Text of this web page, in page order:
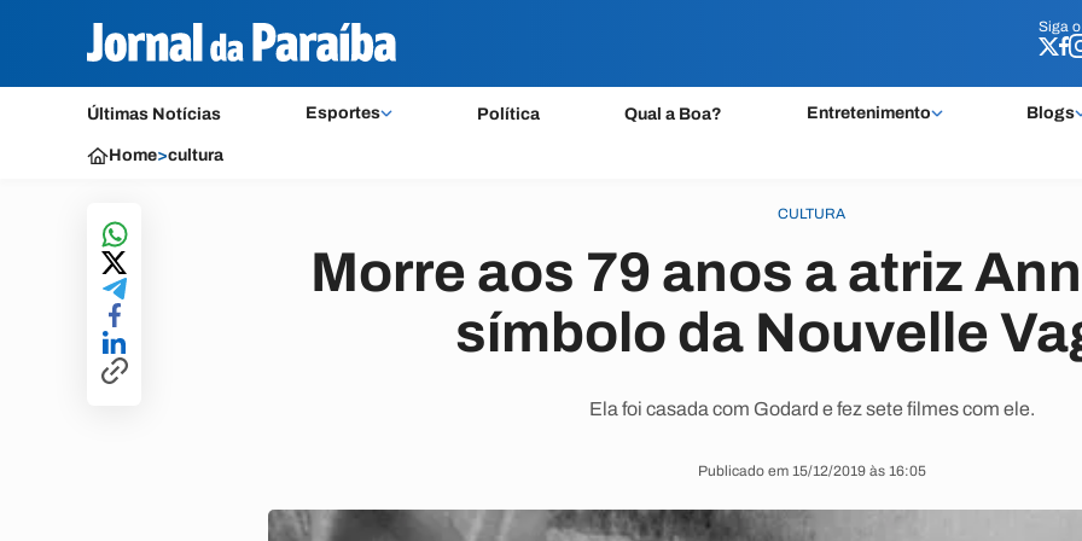
Siga o
Últimas Notícias Esportes Política Qual a Boa? Entretenimento Blogs
Siga o
Home>cultura
CULTURA
Morre aos 79 anos a atriz
símbolo da Nouvelle
Ela foi casada com Godard e fez sete filmes com ele.
Publicado em 15/12/2019 às 16:05